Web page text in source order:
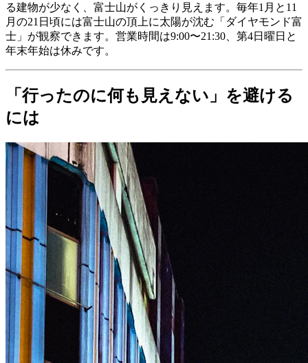
る建物が少なく、富士山がくっきり見えます。毎年1月と11
月の21日頃には富士山の頂上に太陽が沈む「ダイヤモンド富
士」が観察できます。営業時間は9:00〜21:30、第4日曜日と
年末年始は休みです。
「行ったのに何も見えない」を避ける
には